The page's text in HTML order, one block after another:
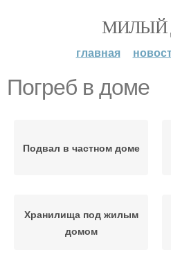
МИЛЫЙ
главная
Погреб в доме
Подвал в частном доме
Хранилища под жилым
домом